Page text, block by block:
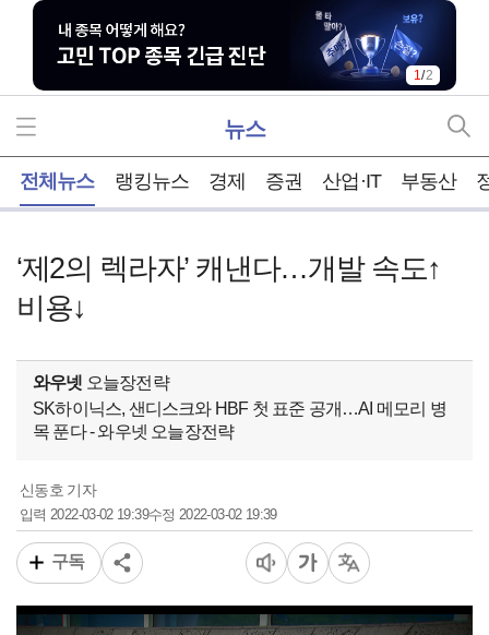
1/2
뉴스
전체뉴스 랭킹뉴스 경제 증권 산업·IT 부동산
‘제2의 렉라자’ 캐낸다…개발 속도↑
비용↓
와우넷 오늘장전략
SK하이닉스, 샌디스크와 HBF 첫 표준 공개…AI 메모리 병
목 푼다 - 와우넷 오늘장전략
신동호 기자
입력 2022-03-02 19:39수정 2022-03-02 19:39
구독